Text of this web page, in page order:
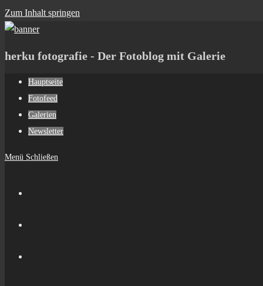
Zum Inhalt springen
herku fotografie - Der Fotoblog mit Galerie
Hauptseite
Fotofeed
Galerien
Newsletter
Menü Schließen